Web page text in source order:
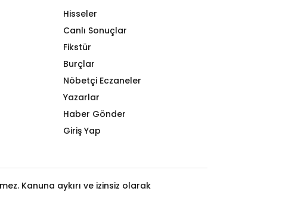
Hisseler
Canlı Sonuçlar
Fikstür
Burçlar
Nöbetçi Eczaneler
Yazarlar
Haber Gönder
Giriş Yap
Kanuna aykırı ve izinsiz olarak